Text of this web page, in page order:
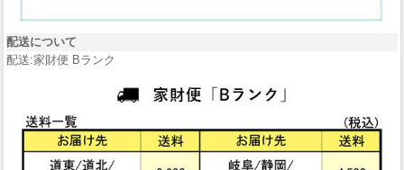
配送について
配送:家財便 Bランク